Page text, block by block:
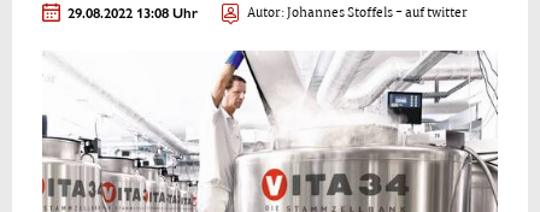
29.08.2022 13:08 Uhr Autor:Johannes Stoffels- auf twitter